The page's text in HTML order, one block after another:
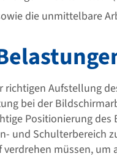
die unmittelbare
richtigen Aufstellung
bei der
Positionierung
und Schulterbereich
verdrehen müssen,